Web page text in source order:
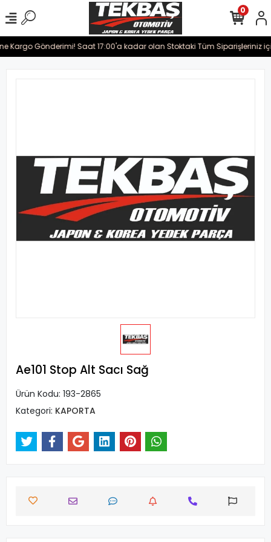
Kargo Gönderimi! Saat 17:00'a kadar olan Stoktaki Tüm Siparişleriniz
0
Ae101 Stop Alt Sacı Sağ
Ürün Kodu: 193-2865
Kategori: KAPORTA